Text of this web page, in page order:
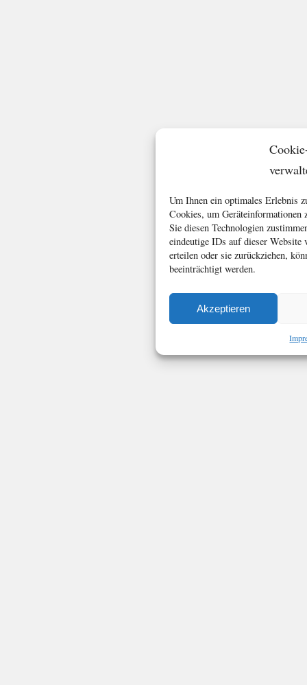
Um Ihnen ein optimales Erlebnis
Cookies, um Geräteinformationen
Sie diesen Technologien
eindeutige IDs auf dieser
erteilen oder sie zurückziehen,
beeinträchtigt werden.
Akzeptieren